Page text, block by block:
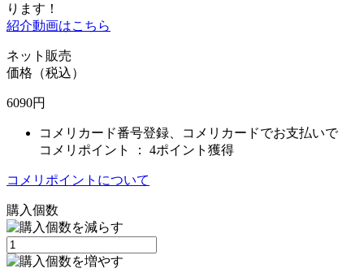
ります！
紹介動画はこちら
ネット販売
価格（税込）
6090円
コメリカード番号登録、コメリカードでお支払いで
コメリポイント ： 4ポイント獲得
コメリポイントについて
購入個数